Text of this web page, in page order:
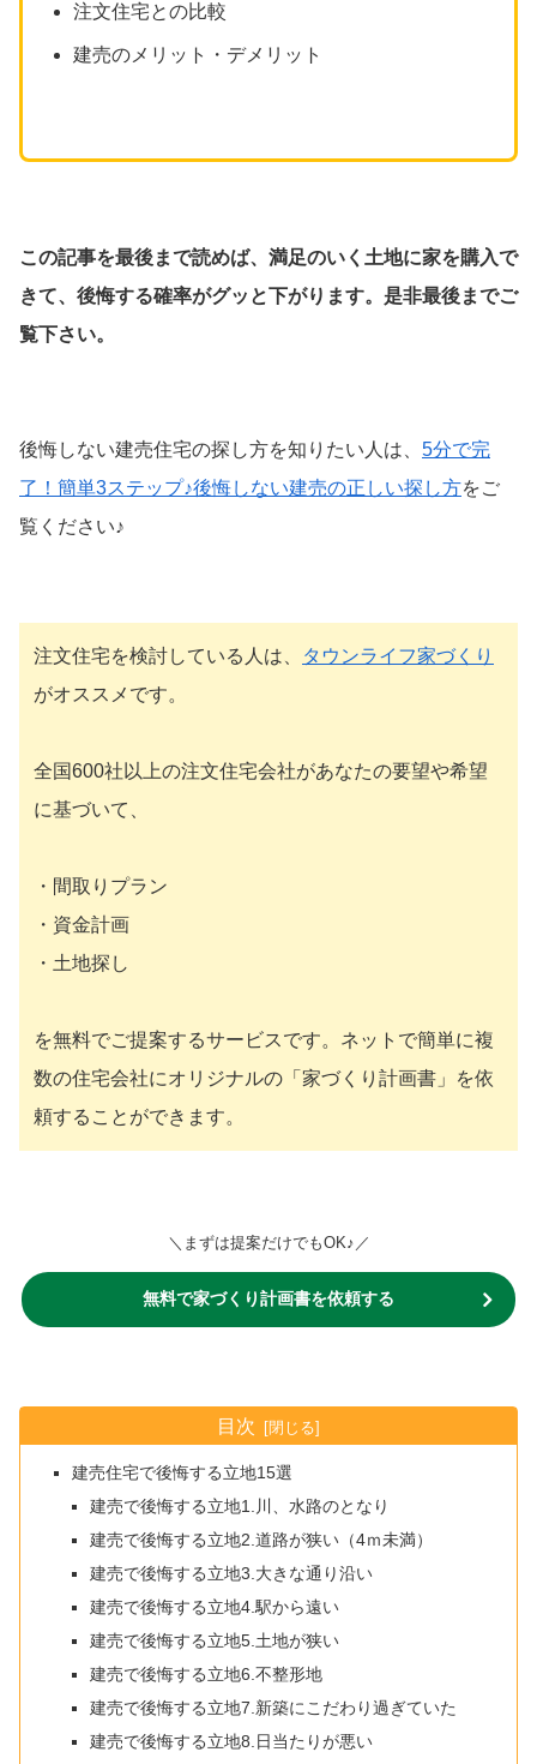
注文住宅との比較
建売のメリット・デメリット
この記事を最後まで読めば、満足のいく土地に家を購入で
きて、後悔する確率がグッと下がります。是非最後までご
覧下さい。
後悔しない建売住宅の探し方を知りたい人は、 5分で完
了！簡単3ステップ♪後悔しない建売の正しい探し方をご
覧ください♪
注文住宅を検討している人は、
タウンライフ家づくり
がオススメです。
全国600社以上の注文住宅会社があなたの要望や希望
に基づいて、
・間取りプラン
・資金計画
・土地探し
を無料でご提案するサービスです。ネットで簡単に複
数の住宅会社にオリジナルの「家づくり計画書」を依
頼することができます。
＼まずは提案だけでもOK♪／
無料で家づくり計画書を依頼する
目次
建売住宅で後悔する立地15選
建売で後悔する立地1.川、水路のとなり
建売で後悔する立地2.道路が狭い（4ｍ未満）
建売で後悔する立地3.大きな通り沿い
建売で後悔する立地4.駅から遠い
建売で後悔する立地5.土地が狭い
建売で後悔する立地6.不整形地
建売で後悔する立地7.新築にこだわり過ぎていた
建売で後悔する立地8.日当たりが悪い